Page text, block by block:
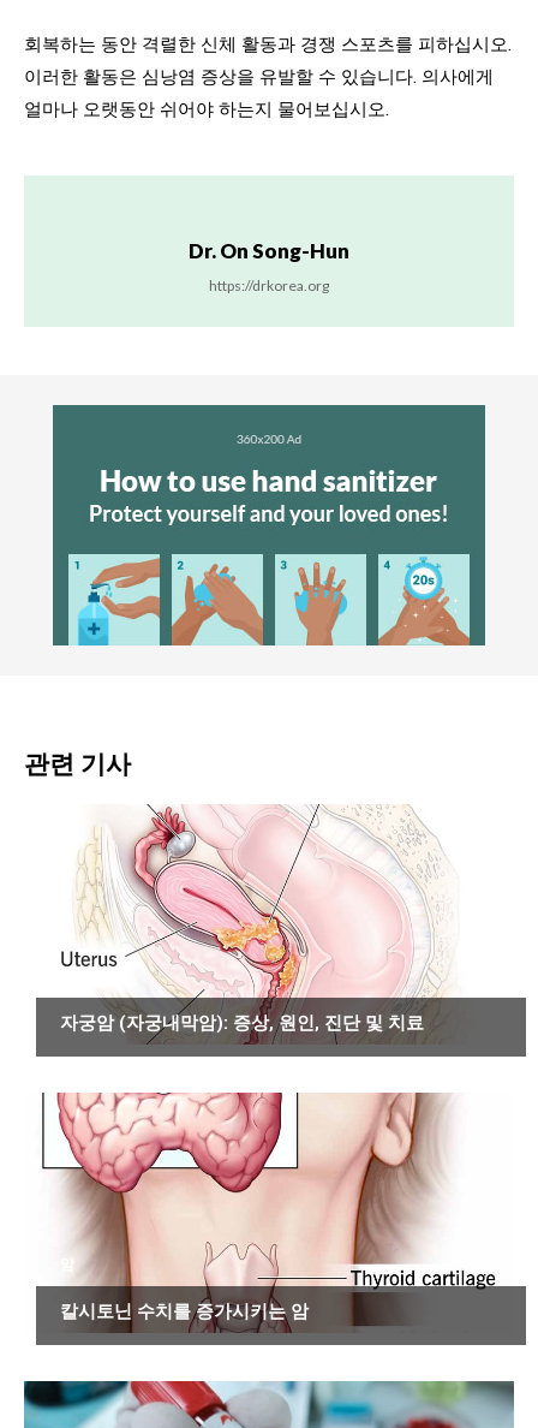
회복하는 동안 격렬한 신체 활동과 경쟁 스포츠를 피하십시오.
이러한 활동은 심낭염 증상을 유발할 수 있습니다. 의사에게
얼마나 오랫동안 쉬어야 하는지 물어보십시오.
Dr. On Song-Hun
https://drkorea.org
관련 기사
자궁암 (자궁내막암): 증상, 원인, 진단 및 치료
칼시토닌 수치를 증가시키는 암